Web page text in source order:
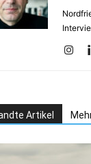
Artikel